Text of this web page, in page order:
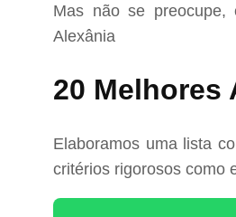
Mas não se
Alexânia
20 Melhores
Elaboramos uma lista
critérios rigorosos como